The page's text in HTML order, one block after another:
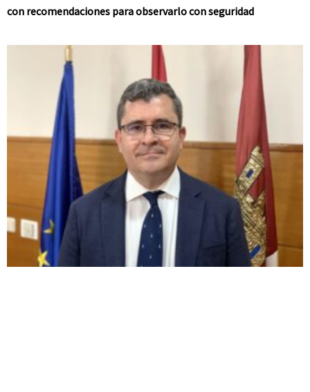
con recomendaciones para observarlo con seguridad